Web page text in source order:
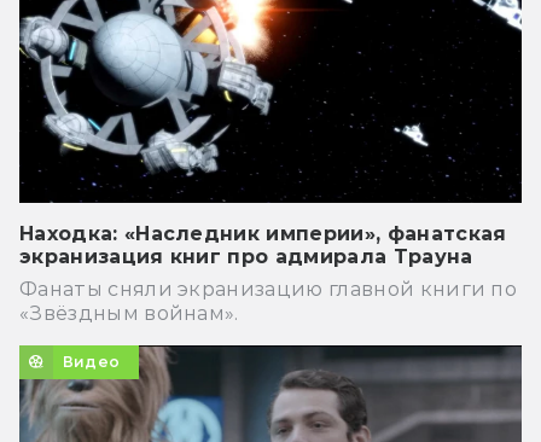
Находка: «Наследник империи», фанатская
экранизация книг про адмирала Трауна
Фанаты сняли экранизацию главной книги по
«Звёздным войнам».
Видео